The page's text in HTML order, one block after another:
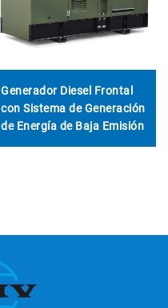
Generador Diesel Frontal
con Sistema de Generación
de Energía de Baja Emisión